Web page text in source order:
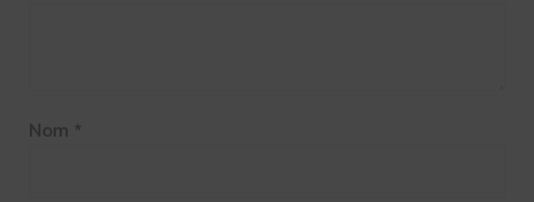
Nom *